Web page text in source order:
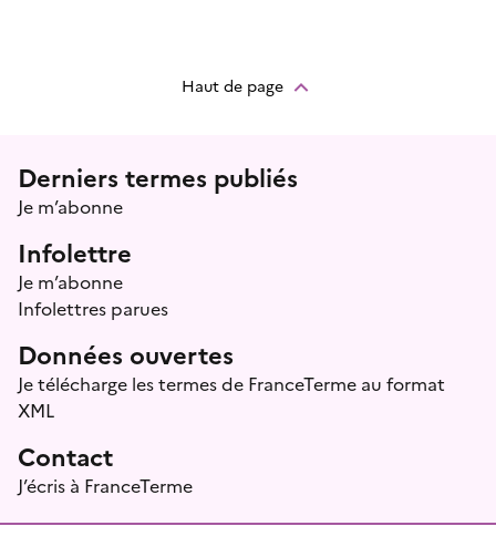
Haut de page
Menu prefooter
Derniers termes publiés
Je m’abonne
Infolettre
Je m’abonne
Infolettres parues
Données ouvertes
Je télécharge les termes de FranceTerme au format
XML
Contact
J’écris à FranceTerme